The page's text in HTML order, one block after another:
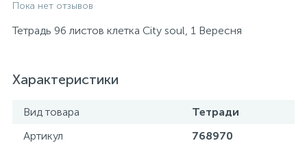
Пока нет отзывов
Тетрадь 96 листов клетка City soul, 1 Вересня
Характеристики
Вид товара
Тетради
Артикул
768970